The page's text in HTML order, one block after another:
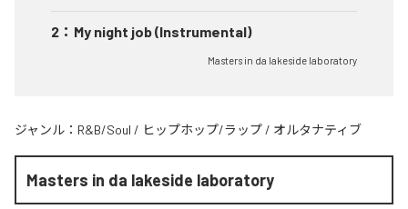
2 ： My night job (Instrumental)
Masters in da lakeside laboratory
ジャンル： R&B/Soul / ヒップホップ/ラップ / オルタナティブ
Masters in da lakeside laboratory